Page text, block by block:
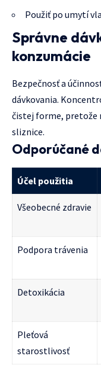
Použiť po umytí
Správne
konzumácie
Bezpečnosť a
dávkovania.
čistej forme, pretože
sliznice.
Odporúčané
Účel použitia
Všeobecné zdravie
Podpora trávenia
Detoxikácia
Pleťová
starostlivosť